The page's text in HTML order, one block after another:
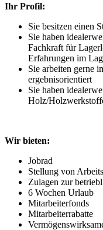
Ihr Profil:
Sie besitzen einen
Sie haben
Fachkraft für
Erfahrungen im
Sie arbeiten gerne
ergebnisorientiert
Sie haben
Holz/
Wir bieten:
Jobrad
Stellung von
Zulagen zur
6 Wochen Urlaub
Mitarbeiterfonds
Mitarbeiterrabatte